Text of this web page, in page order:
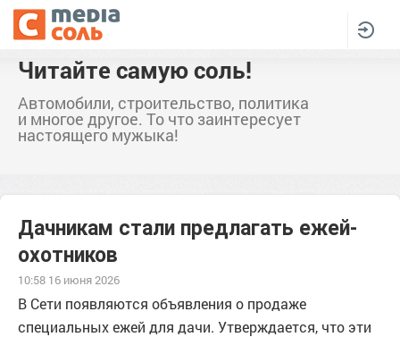
Читайте самую соль!
Автомобили, строительство, политика
и многое другое. То что заинтересует
настоящего мужыка!
Дачникам стали предлагать ежей-
охотников
10:58 16 июня 2026
В Сети появляются объявления о продаже
специальных ежей для дачи. Утверждается, что эти